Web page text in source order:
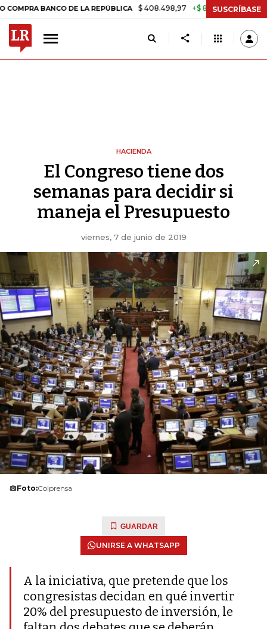
DE LA REPÚBLICA $ 408.498,97 +$ 8.753,81 +2,19% TASA
SUSCRÍBASE
HACIENDA
El Congreso tiene dos
semanas para decidir si
maneja el Presupuesto
viernes, 7 de junio de 2019
Foto:Colprensa
GUARDAR
UNIRSE A WHATSAPP
A la iniciativa, que pretende que los
congresistas decidan en qué invertir
20% del presupuesto de inversión, le